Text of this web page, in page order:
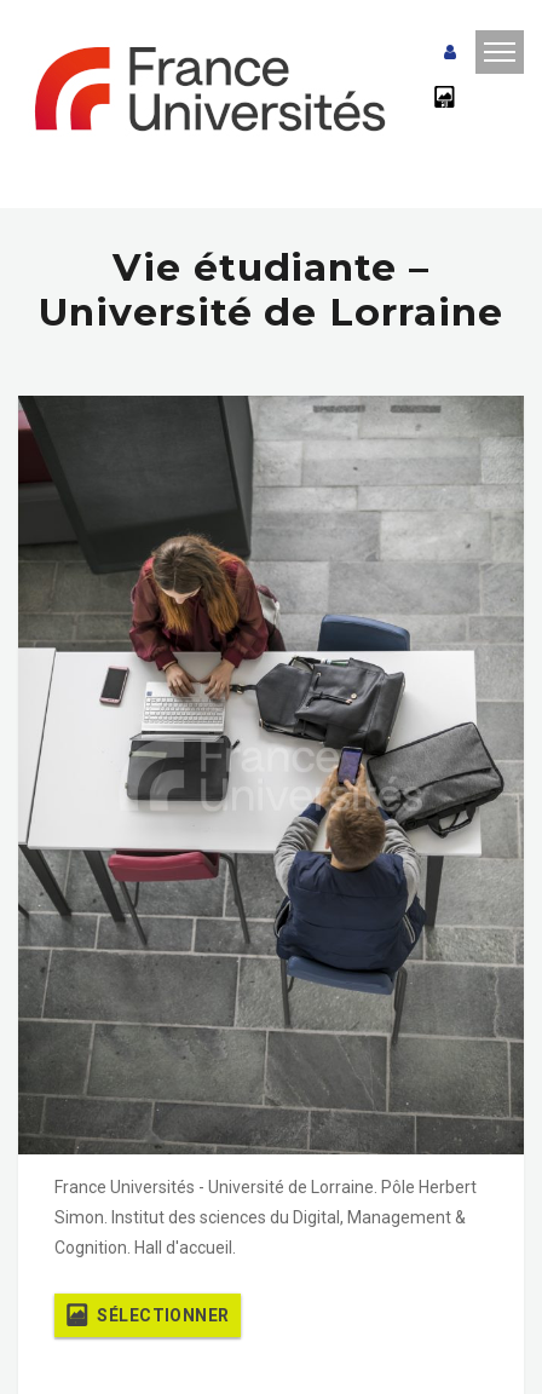
Vie étudiante –
Université de Lorraine
France Universités - Université de Lorraine. Pôle Herbert
Simon. Institut des sciences du Digital, Management &
Cognition. Hall d'accueil.
SÉLECTIONNER